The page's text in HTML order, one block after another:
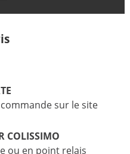
sur le site
COLISSIMO
ou en point relais